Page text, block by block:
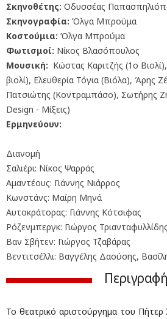
Σκηνοθέτης: Οδυσσέας
Σκηνογραφία: Όλγα Μπρούμα
Κοστούμια: Όλγα Μπρούμα
Φωτισμοί: Νίκος Βλασόπουλος
Μουσική: Κώστας Καριτζής (1ο
βιολί), Ελευθερία Τόγια (Βιόλα), Άρης
Πατσιώτης (Κοντραμπάσο), Σωτήρης
Design - Μίξεις)
Ερμηνεύουν:
Διανομή
Σαλιέρι: Νίκος Ψαρράς
Αμαντέους: Γιάννης Νιάρρος
Κωνστάνς: Μαίρη Μηνά
Αυτοκράτορας: Γιάννης Κότσιφας
Ρόζενμπεργκ: Γιώργος Τριανταφυλλίδης
Βαν Σβήτεν: Γιώργος Τζαβάρας
Βεντιτσέλλι: Βαγγέλης Δαούσης,
Περιγραφή
Το θεατρικό αριστούργημα του